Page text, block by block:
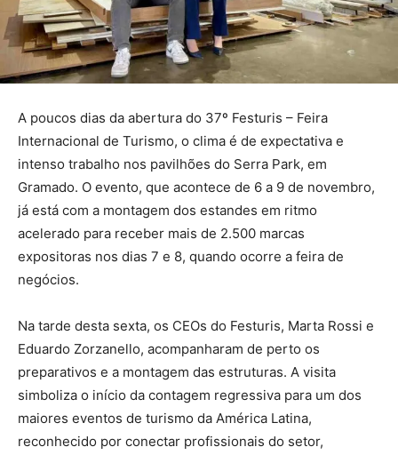
A poucos dias da abertura do 37º Festuris – Feira
Internacional de Turismo, o clima é de expectativa e
intenso trabalho nos pavilhões do Serra Park, em
Gramado. O evento, que acontece de 6 a 9 de novembro,
já está com a montagem dos estandes em ritmo
acelerado para receber mais de 2.500 marcas
expositoras nos dias 7 e 8, quando ocorre a feira de
negócios.
Na tarde desta sexta, os CEOs do Festuris, Marta Rossi e
Eduardo Zorzanello, acompanharam de perto os
preparativos e a montagem das estruturas. A visita
simboliza o início da contagem regressiva para um dos
maiores eventos de turismo da América Latina,
reconhecido por conectar profissionais do setor,